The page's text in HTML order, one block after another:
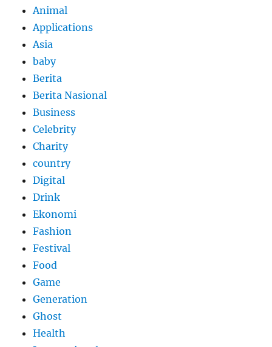
Animal
Applications
Asia
baby
Berita
Berita Nasional
Business
Celebrity
Charity
country
Digital
Drink
Ekonomi
Fashion
Festival
Food
Game
Generation
Ghost
Health